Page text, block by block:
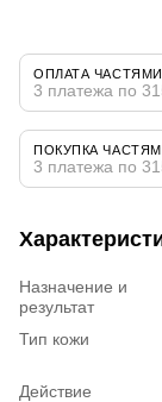
ОПЛАТА ЧАСТЯМИ
3 платежа по
ПОКУПКА
3 платежа по
Назначение и
результат
Тип кожи
Действие